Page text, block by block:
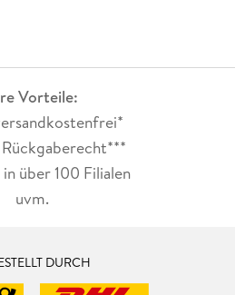
Vorteile:
Rückgaberecht***
über 100 Filialen
uvm.
DURCH